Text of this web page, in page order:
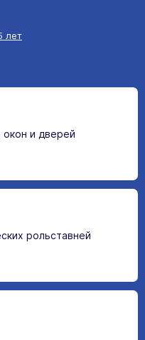
лет
и дверей
рольставней